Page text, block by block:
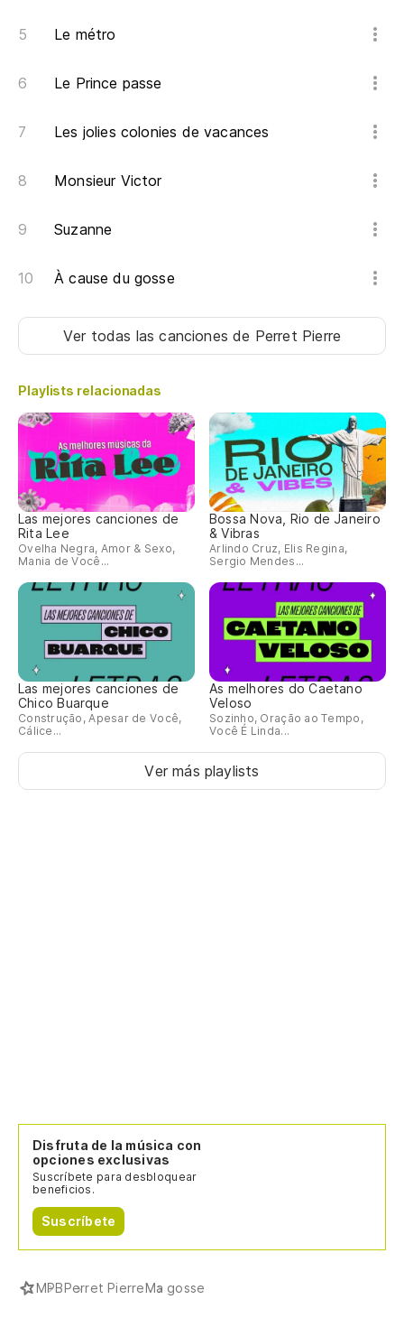
Le métro
Le Prince passe
Les jolies colonies de vacances
Monsieur Victor
Suzanne
À cause du gosse
Ver todas las cancionesde Perret Pierre
Playlists relacionadas
Las mejores canciones de
Rita Lee
Ovelha Negra, Amor & Sexo,
Mania de Você...
Bossa Nova, Rio de Janeiro
& Vibras
Arlindo Cruz, Elis Regina,
Sergio Mendes...
Las mejores canciones de
Chico Buarque
Construção, Apesar de Você,
Cálice...
As melhores do Caetano
Veloso
Sozinho, Oração ao Tempo,
Você É Linda...
Ver más playlists
Disfruta de la música con
opciones exclusivas
Suscríbete para desbloquear
beneficios.
Suscríbete
MPBPerret PierreMa gosse